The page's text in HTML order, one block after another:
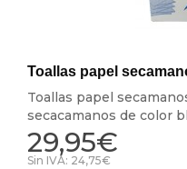
Toallas papel
Toallas papel
secacamanos de color
29,95€
Sin IVA: 24,75€